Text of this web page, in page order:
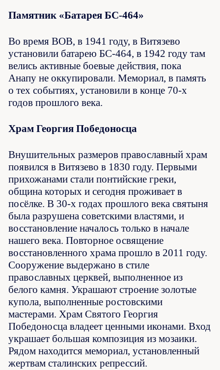
Памятник «Батарея БС-464»
Во время ВОВ, в 1941 году, в Витязево
установили батарею БС-464, в 1942 году там
велись активные боевые действия, пока
Анапу не оккупировали. Мемориал, в память
о тех событиях, установили в конце 70-х
годов прошлого века.
Храм Георгия Победоносца
Внушительных размеров православный храм
появился в Витязево в 1830 году. Первыми
прихожанами стали понтийские греки,
община которых и сегодня проживает в
посёлке. В 30-х годах прошлого века святыня
была разрушена советскими властями, и
восстановление началось только в начале
нашего века. Повторное освящение
восстановленного храма прошло в 2011 году.
Сооружение выдержано в стиле
православных церквей, выполненное из
белого камня. Украшают строение золотые
купола, выполненные ростовскими
мастерами. Храм Святого Георгия
Победоносца владеет ценными иконами. Вход
украшает большая композиция из мозаики.
Рядом находится мемориал, установленный
жертвам сталинских репрессий.